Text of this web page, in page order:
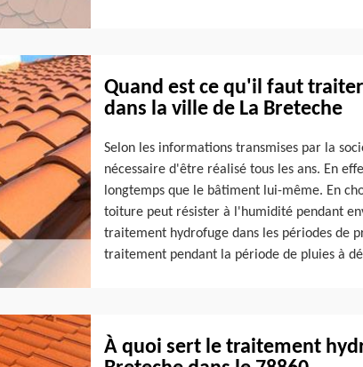
Quand est ce qu'il faut
dans la ville de La Breteche
Selon les informations transmises par la
nécessaire d'être réalisé tous les ans. En
longtemps que le bâtiment lui-même. En
toiture peut résister à l'humidité pendant
traitement hydrofuge dans les périodes de
traitement pendant la période de pluies à
À quoi sert le traitement